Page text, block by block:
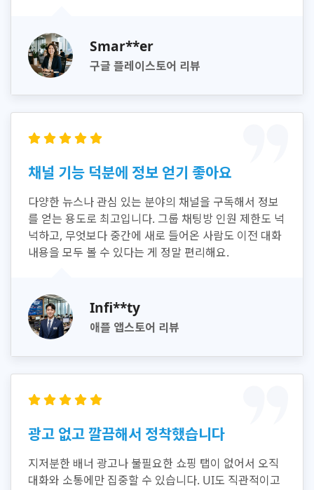
Smar**er
구글 플레이스토어 리뷰
채널 기능 덕분에 정보 얻기 좋아요
다양한 뉴스나 관심 있는 분야의 채널을 구독해서 정보
를 얻는 용도로 최고입니다. 그룹 채팅방 인원 제한도 넉
넉하고, 무엇보다 중간에 새로 들어온 사람도 이전 대화
내용을 모두 볼 수 있다는 게 정말 편리해요.
Infi**ty
애플 앱스토어 리뷰
광고 없고 깔끔해서 정착했습니다
지저분한 배너 광고나 불필요한 쇼핑 탭이 없어서 오직
대화와 소통에만 집중할 수 있습니다. UI도 직관적이고